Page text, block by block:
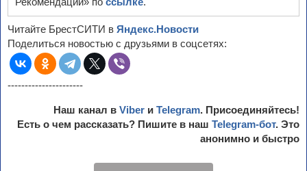
Читайте БрестСИТИ в Яндекс.Новости
Поделиться новостью с друзьями в соцсетях:
----------------------
Наш канал в Viber и Telegram. Присоединяйтесь!
Есть о чем рассказать? Пишите в наш Telegram-бот. Это
анонимно и быстро